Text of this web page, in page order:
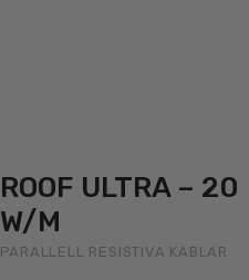
ROOF ULTRA – 20
W/M
PARALLELL RESISTIVA KABLAR